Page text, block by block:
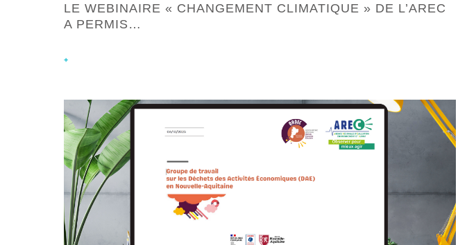
LE WEBINAIRE « CHANGEMENT CLIMATIQUE » DE L’AREC
A PERMIS…
+